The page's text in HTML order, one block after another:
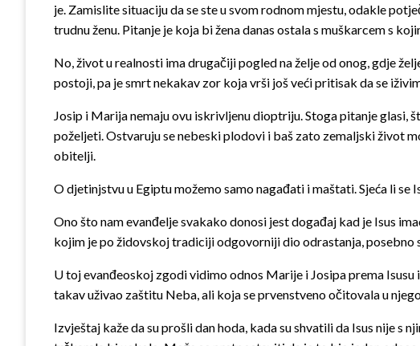
je. Zamislite situaciju da se ste u svom rodnom mjestu, odakle
trudnu ženu. Pitanje je koja bi žena danas ostala s muškarcem s
No, život u realnosti ima drugačiji pogled na želje od onog, gdje
postoji, pa je smrt nekakav zor koja vrši još veći pritisak da se
Josip i Marija nemaju ovu iskrivljenu dioptriju. Stoga pitanje glasi,
poželjeti. Ostvaruju se nebeski plodovi i baš zato zemaljski život
obitelji.
O djetinjstvu u Egiptu možemo samo nagađati i maštati. Sjeća li se
Ono što nam evanđelje svakako donosi jest događaj kad je Isus
kojim je po židovskoj tradiciji odgovorniji dio odrastanja, posebno
U toj evanđeoskoj zgodi vidimo odnos Marije i Josipa prema
takav uživao zaštitu Neba, ali koja se prvenstveno očitovala u
Izvještaj kaže da su prošli dan hoda, kada su shvatili da Isus nije s